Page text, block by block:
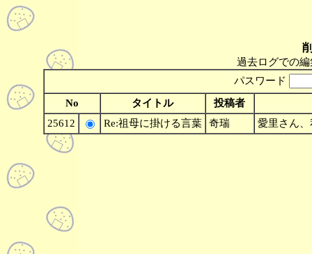
過去ログでの
パスワード
No
タイトル
投稿者
25612
Re:祖母に掛ける言葉 奇瑞 愛里さん